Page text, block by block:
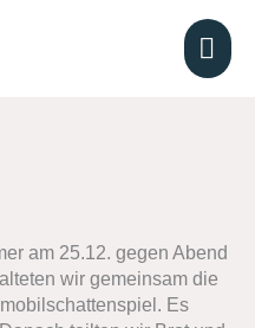
am 25.12. gegen Abend
wir gemeinsam die
Es